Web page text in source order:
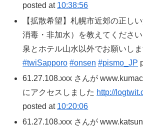
posted at 10:38:56
【拡散希望】札幌市近郊の正し
消毒・非加水）を教えてくださ
泉とホテル山水以外でお願いし
#twiSapporo #onsen #pismo_JP
61.27.108.xxx さんが
にアクセスしました http://
posted at 10:20:06
61.27.108.xxx さんが